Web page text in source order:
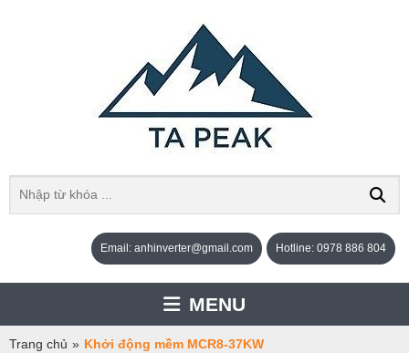
Email: anhinverter@gmail.com Hotline: 0978 886 804
MENU
Trang chủ » Khởi động mềm MCR8-37KW